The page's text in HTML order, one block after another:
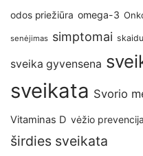
odos priežiūra omega-3
senėjimas simptomai
sveika gyvensena
sveikata Svorio
Vitaminas D vėžio prevencija
širdies sveikata